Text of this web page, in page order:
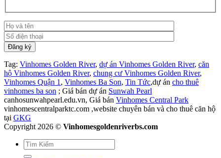
Tag: Vinhomes Golden River, dự án Vinhomes Golden River, căn
hộ Vinhomes Golden River, chung cư Vinhomes Golden River,
Vinhomes Quận 1 , Vinhomes Ba Son, Tin Tức,dự án cho thuê
vinhomes ba son ; Giá bán dự án Sunwah Pearl
canhosunwahpearl.edu.vn, Giá bán Vinhomes Central Park
vinhomescentralparktc.com ,website chuyên bán và cho thuê căn hộ
tại GKG
Copyright 2026 © Vinhomesgoldenriverbs.com